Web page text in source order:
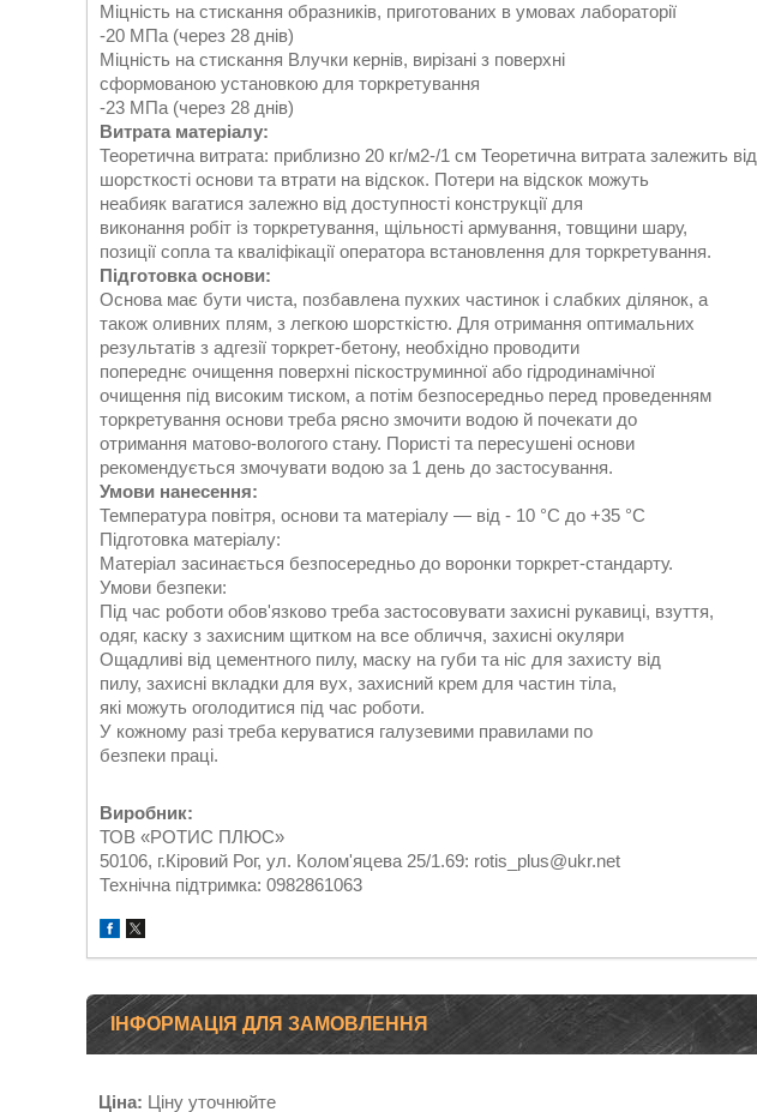
Міцність на стискання образників, приготованих в умовах лабораторії
-20 МПa (через 28 днів)
Міцність на стискання Влучки кернів, вирізані з поверхні
сформованою установкою для торкретування
-23 МПa (через 28 днів)
Витрата матеріалу:
Теоретична витрата: приблизно 20 кг/м2-/1 см Теоретична витрата залежить від
шорсткості основи та втрати на відскок. Потери на відскок можуть
неабияк вагатися залежно від доступності конструкції для
виконання робіт із торкретування, щільності армування, товщини шару,
позиції сопла та кваліфікації оператора встановлення для торкретування.
Підготовка основи:
Основа має бути чиста, позбавлена пухких частинок і слабких ділянок, а
також оливних плям, з легкою шорсткістю. Для отримання оптимальних
результатів з адгезії торкрет-бетону, необхідно проводити
попереднє очищення поверхні піскоструминної або гідродинамічної
очищення під високим тиском, а потім безпосередньо перед проведенням
торкретування основи треба рясно змочити водою й почекати до
отримання матово-вологого стану. Пористі та пересушені основи
рекомендується змочувати водою за 1 день до застосування.
Умови нанесення:
Температура повітря, основи та матеріалу — від - 10 °C до +35 °C
Підготовка матеріалу:
Матеріал засинається безпосередньо до воронки торкрет-стандарту.
Умови безпеки:
Під час роботи обов'язково треба застосовувати захисні рукавиці, взуття,
одяг, каску з захисним щитком на все обличчя, захисні окуляри
Ощадливі від цементного пилу, маску на губи та ніс для захисту від
пилу, захисні вкладки для вух, захисний крем для частин тіла,
які можуть оголодитися під час роботи.
У кожному разі треба керуватися галузевими правилами по
безпеки праці.
Виробник:
ТОВ «РОТИС ПЛЮС»
50106, г.Кіровий Рог, ул. Колом'яцева 25/1.69: rotis_plus@ukr.net
Технічна підтримка: 0982861063
ІНФОРМАЦІЯ ДЛЯ ЗАМОВЛЕННЯ
Ціна: Ціну уточнюйте